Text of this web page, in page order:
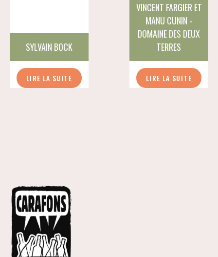
SYLVAIN BOCK
LIRE LA SUITE
VINCENT FARGIER ET
MANU CUNIN -
DOMAINE DES DEUX
TERRES
LIRE LA SUITE